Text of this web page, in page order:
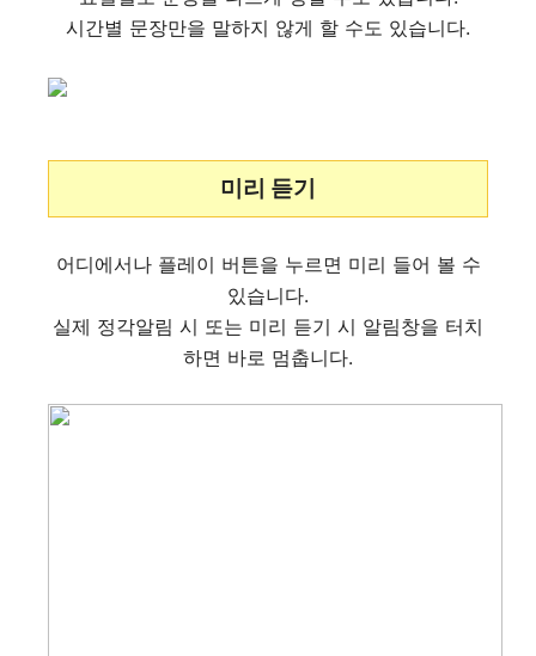
시간별 문장만을 말하지 않게 할 수도 있습니다.
미리 듣기
어디에서나 플레이 버튼을 누르면 미리 들어 볼 수
있습니다.
실제 정각알림 시 또는 미리 듣기 시 알림창을 터치
하면 바로 멈춥니다.